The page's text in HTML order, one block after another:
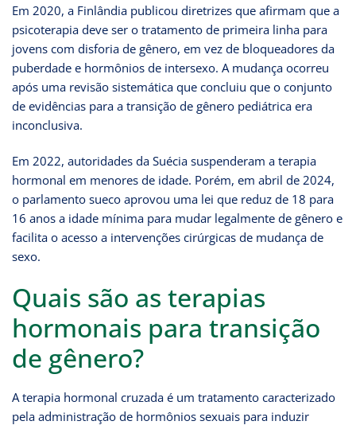
Em 2020, a Finlândia publicou diretrizes que afirmam que a
psicoterapia deve ser o tratamento de primeira linha para
jovens com disforia de gênero, em vez de bloqueadores da
puberdade e hormônios de intersexo. A mudança ocorreu
após uma revisão sistemática que concluiu que o conjunto
de evidências para a transição de gênero pediátrica era
inconclusiva.
Em 2022, autoridades da Suécia suspenderam a terapia
hormonal em menores de idade. Porém, em abril de 2024,
o parlamento sueco aprovou uma lei que reduz de 18 para
16 anos a idade mínima para mudar legalmente de gênero e
facilita o acesso a intervenções cirúrgicas de mudança de
sexo.
Quais são as terapias
hormonais para transição
de gênero?
A terapia hormonal cruzada é um tratamento caracterizado
pela administração de hormônios sexuais para induzir